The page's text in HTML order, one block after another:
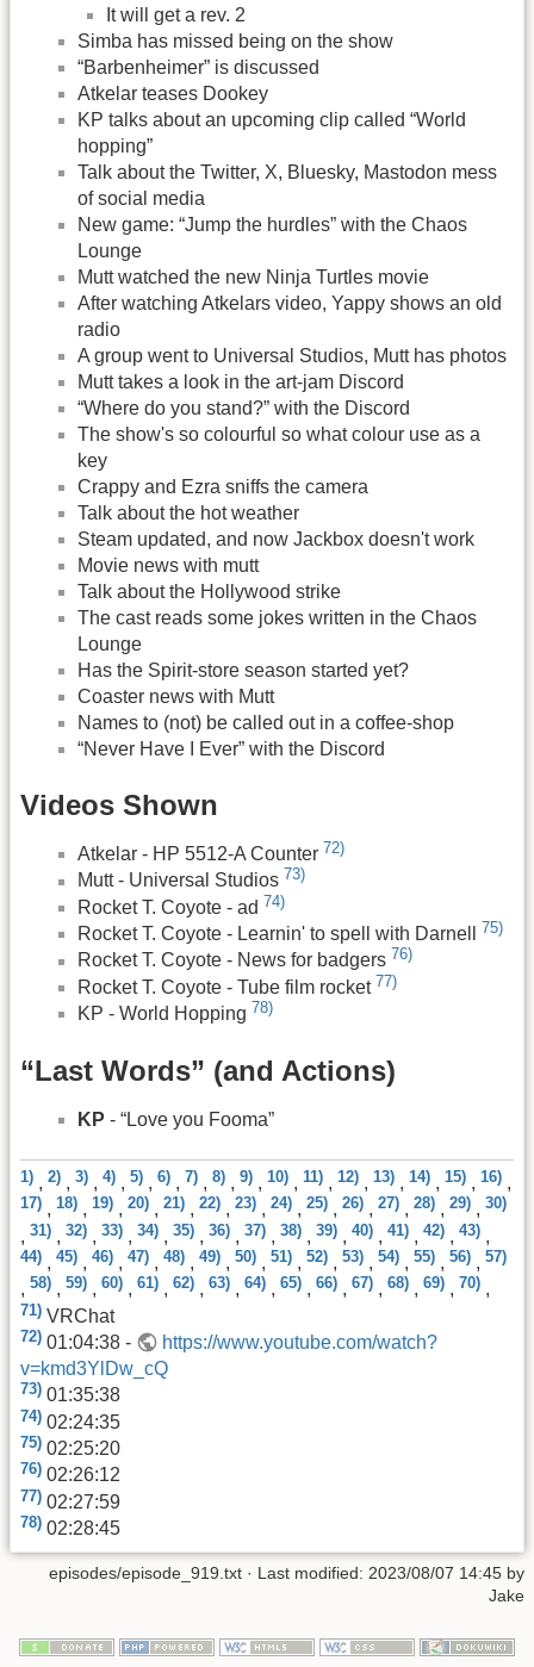
It will get a rev. 2
Simba has missed being on the show
“Barbenheimer” is discussed
Atkelar teases Dookey
KP talks about an upcoming clip called “World
hopping”
Talk about the Twitter, X, Bluesky, Mastodon mess
of social media
New game: “Jump the hurdles” with the Chaos
Lounge
Mutt watched the new Ninja Turtles movie
After watching Atkelars video, Yappy shows an old
radio
A group went to Universal Studios, Mutt has photos
Mutt takes a look in the art-jam Discord
“Where do you stand?” with the Discord
The show's so colourful so what colour use as a
key
Crappy and Ezra sniffs the camera
Talk about the hot weather
Steam updated, and now Jackbox doesn't work
Movie news with mutt
Talk about the Hollywood strike
The cast reads some jokes written in the Chaos
Lounge
Has the Spirit-store season started yet?
Coaster news with Mutt
Names to (not) be called out in a coffee-shop
“Never Have I Ever” with the Discord
Videos Shown
Atkelar - HP 5512-A Counter 72)
Mutt - Universal Studios 73)
Rocket T. Coyote - ad 74)
Rocket T. Coyote - Learnin' to spell with Darnell 75)
Rocket T. Coyote - News for badgers 76)
Rocket T. Coyote - Tube film rocket 77)
KP - World Hopping 78)
“Last Words” (and Actions)
KP - “Love you Fooma”
1) , 2) , 3) , 4) , 5) , 6) , 7) , 8) , 9) , 10) , 11) , 12) , 13) , 14) , 15) , 16) ,
17) , 18) , 19) , 20) , 21) , 22) , 23) , 24) , 25) , 26) , 27) , 28) , 29) , 30)
, 31) , 32) , 33) , 34) , 35) , 36) , 37) , 38) , 39) , 40) , 41) , 42) , 43) ,
44) , 45) , 46) , 47) , 48) , 49) , 50) , 51) , 52) , 53) , 54) , 55) , 56) , 57)
, 58) , 59) , 60) , 61) , 62) , 63) , 64) , 65) , 66) , 67) , 68) , 69) , 70) ,
71) VRChat
72) 01:04:38 -
https://www.youtube.com/watch?
v=kmd3YlDw_cQ
73) 01:35:38
74) 02:24:35
75) 02:25:20
76) 02:26:12
77) 02:27:59
78) 02:28:45
episodes/episode_919.txt · Last modified: 2023/08/07 14:45 by
Jake